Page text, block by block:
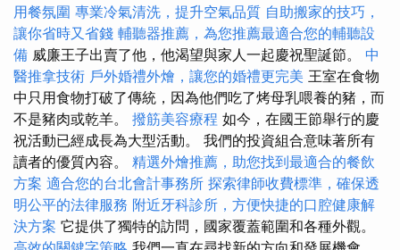
用餐氛圍 專業冷氣清洗，提升空氣品質 自助搬家的技巧，
讓你省時又省錢 輔聽器推薦，為您推薦最適合您的輔聽設
備 威廉王子出賣了他，他渴望與家人一起慶祝聖誕節。 中
醫推拿技術 戶外婚禮外燴，讓您的婚禮更完美 王室在食物
中只用食物打破了傳統，因為他們吃了烤母乳喂養的豬，而
不是豬肉或乾羊。 撥筋美容療程 如今，在國王節舉行的慶
祝活動已經成長為大型活動。 我們的投資組合意味著所有
讀者的優質內容。 精選外燴推薦，助您找到最適合的餐飲
方案 適合您的台北會計事務所 探索律師收費標準，確保透
明公平的法律服務 附近牙科診所，方便快捷的口腔健康解
決方案 它提供了獨特的訪問，國家覆蓋範圍和各種外觀。